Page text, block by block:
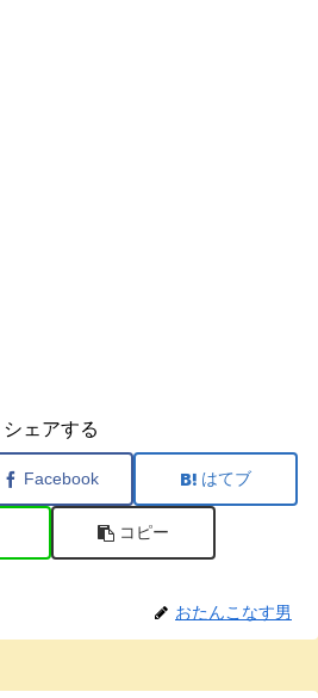
シェアする
Facebook はてブ
コピー
おたんこなす男